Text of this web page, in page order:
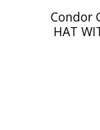
Condor
HAT